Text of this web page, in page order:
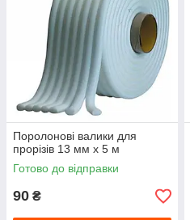
Поролонові валики для
прорізів 13 мм х 5 м
Готово до відправки
90 ₴